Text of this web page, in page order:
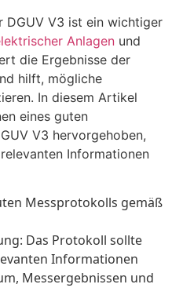
DGUV V3 ist ein wichtiger
Anlagen und
die Ergebnisse der
hilft, mögliche
In diesem Artikel
eines guten
V3 hervorgehoben,
Informationen
Messprotokolls gemäß
Das Protokoll sollte
Informationen
Messergebnissen und